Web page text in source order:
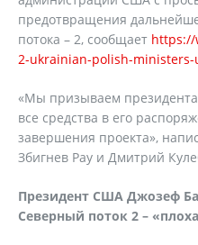
предотвращения
потока – 2, сообщает https://
2-ukrainian-polish-
«Мы призываем
все средства в его
завершения проекта»,
Збигнев Рау и Дмитрий
Президент США Джозеф
Северный поток 2 –